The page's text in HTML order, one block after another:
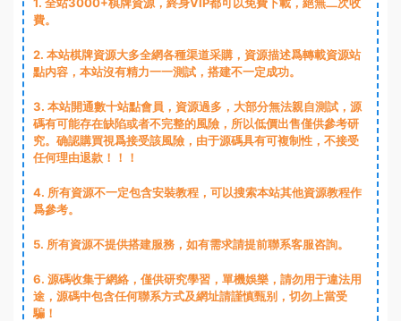
費。
2. 本站棋牌資源大多全網各種渠道采購，資源描述爲轉載資源站
點内容，本站沒有精力一一測試，搭建不一定成功。
3. 本站開通數十站點會員，資源過多，大部分無法親自測試，源
碼有可能存在缺陷或者不完整的風險，所以低價出售僅供參考研
究。确認購買視爲接受該風險，由于源碼具有可複制性，不接受
任何理由退款！！！
4. 所有資源不一定包含安裝教程，可以搜索本站其他資源教程作
爲參考。
5. 所有資源不提供搭建服務，如有需求請提前聯系客服咨詢。
6. 源碼收集于網絡，僅供研究學習，單機娛樂，請勿用于違法用
途，源碼中包含任何聯系方式及網址請謹慎甄别，切勿上當受
騙！